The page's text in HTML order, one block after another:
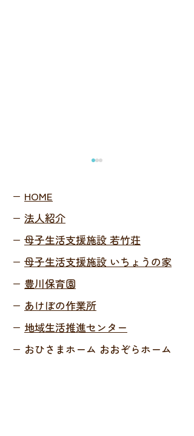
あけぼの新聞 170号
− HOME
− 法人紹介
− 母子生活支援施設 若竹荘
− 母子生活支援施設 いちょうの家​
− 豊川保育園
− あけぼの作業所
− 地域生活推進センター
− おひさまホーム おおぞらホーム